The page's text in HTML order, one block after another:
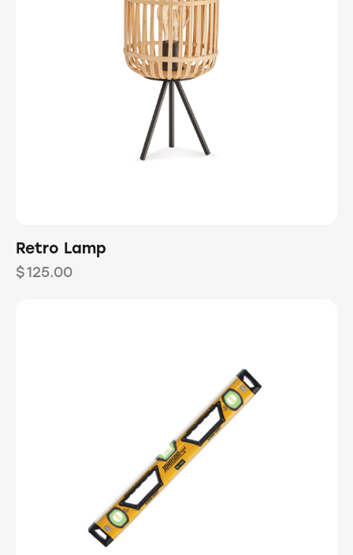
Retro Lamp
$125.00